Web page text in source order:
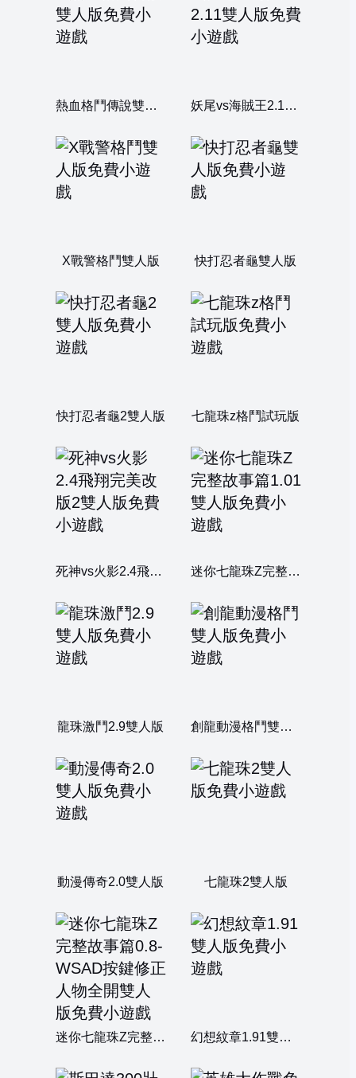
熱血格鬥傳說雙人版 妖尾vs海賊王2.11雙人版
X戰警格鬥雙人版 快打忍者龜雙人版
快打忍者龜2雙人版 七龍珠z格鬥試玩版
死神vs火影2.4飛翔完美改版2雙人版 迷你七龍珠Z完整故事篇1.01雙人版
龍珠激鬥2.9雙人版 創龍動漫格鬥雙人版
動漫傳奇2.0雙人版 七龍珠2雙人版
迷你七龍珠Z完整故事篇0.8-WSAD按鍵修正人物全開雙人版 幻想紋章1.91雙人版